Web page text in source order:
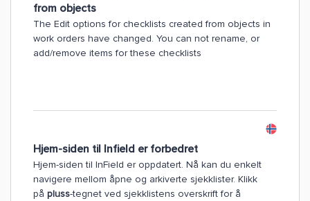
from objects
The Edit options for checklists created from objects in
work orders have changed. You can not rename, or
add/remove items for these checklists
Hjem-siden til Infield er forbedret
Hjem-siden til InField er oppdatert. Nå kan du enkelt
navigere mellom åpne og arkiverte sjekklister. Klikk
på pluss-tegnet ved sjekklistens overskrift for å